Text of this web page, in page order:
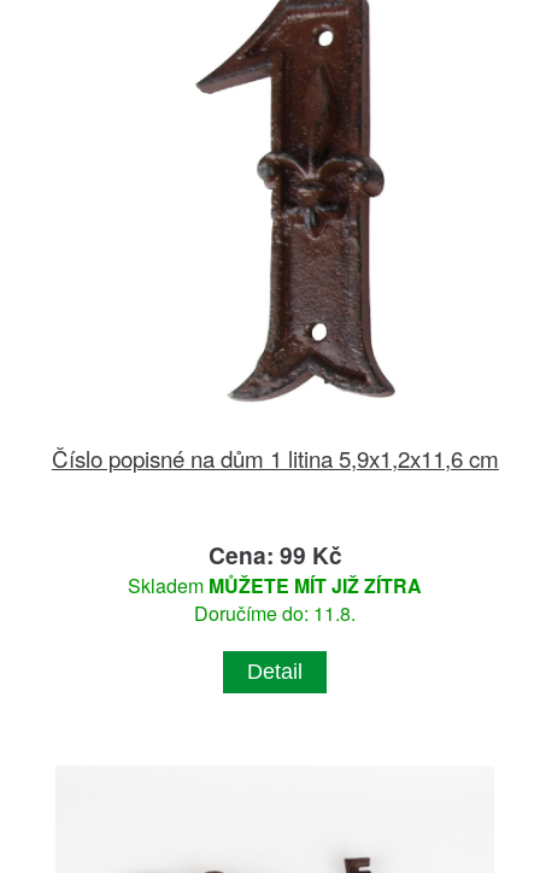
Číslo popisné na dům 1 litina 5,9x1,2x11,6 cm
Cena: 99 Kč
Skladem MŮŽETE MÍT JIŽ ZÍTRA
Doručíme do: 11.8.
Detail